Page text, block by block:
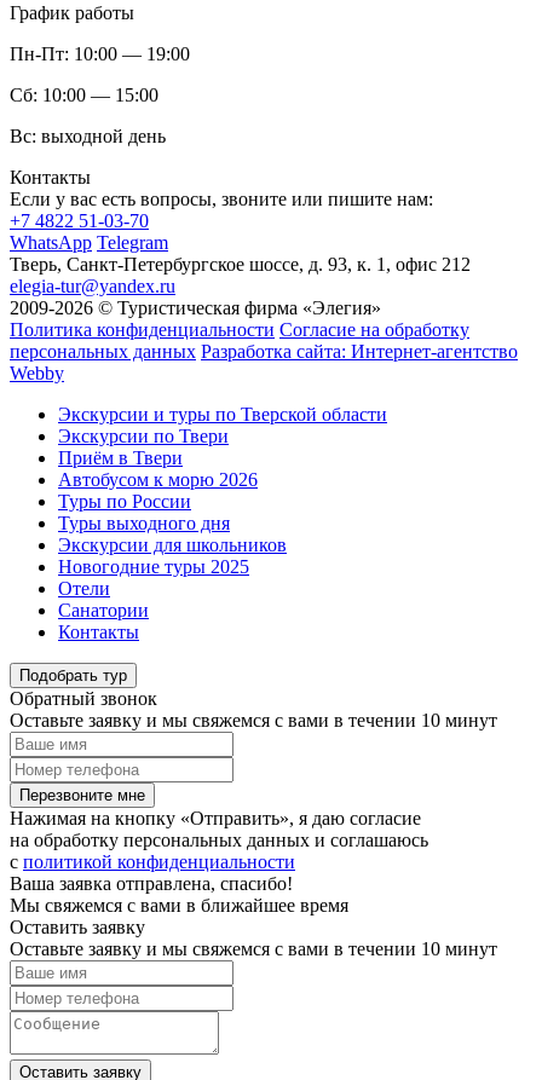
График работы
Пн-Пт: 10:00 — 19:00
Сб: 10:00 — 15:00
Вс: выходной день
Контакты
Если у вас есть вопросы, звоните или пишите нам:
+7 4822 51-03-70
WhatsApp Telegram
Тверь, Санкт-Петербургское шоссе, д. 93, к. 1, офис 212
elegia-tur@yandex.ru
2009-2026 © Туристическая фирма «Элегия»
Политика конфиденциальности Согласие на обработку
персональных данных Разработка сайта: Интернет-агентство
Webby
Экскурсии и туры по Тверской области
Экскурсии по Твери
Приём в Твери
Автобусом к морю 2026
Туры по России
Туры выходного дня
Экскурсии для школьников
Новогодние туры 2025
Отели
Санатории
Контакты
Подобрать тур
Обратный звонок
Оставьте заявку и мы свяжемся с вами в течении 10 минут
Перезвоните мне
Нажимая на кнопку «Отправить», я даю согласие
на обработку персональных данных и соглашаюсь
c политикой конфиденциальности
Ваша заявка отправлена, спасибо!
Мы свяжемся с вами в ближайшее время
Оставить заявку
Оставьте заявку и мы свяжемся с вами в течении 10 минут
Оставить заявку